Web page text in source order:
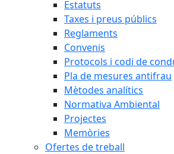
Estatuts
Taxes i preus públics
Reglaments
Convenis
Protocols i codi de
Pla de mesures antifrau
Mètodes analítics
Normativa Ambiental
Projectes
Memòries
Ofertes de treball